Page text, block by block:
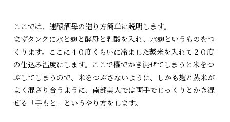
ここでは、速醸酒母の造り方簡単に説明します。
まずタンクに水と麹と酵母と乳酸を入れ、水麹というものをつ
くります。ここに４０度くらいに冷ました蒸米を入れて２０度
の仕込み温度にします。ここで櫂でかき混ぜてしまうと米をつ
ぶしてしまうので、米をつぶさないように、しかも麹と蒸米が
よく混ざり合うように、南部美人では両手でじっくりとかき混
ぜる「手もと」というやり方をします。